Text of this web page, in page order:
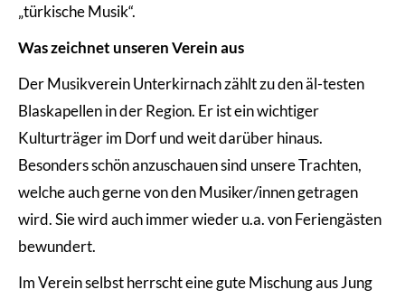
„türkische Musik“.
Was zeichnet unseren Verein aus
Der Musikverein Unterkirnach zählt zu den äl-testen
Blaskapellen in der Region. Er ist ein wichtiger
Kulturträger im Dorf und weit darüber hinaus.
Besonders schön anzuschauen sind unsere Trachten,
welche auch gerne von den Musiker/innen getragen
wird. Sie wird auch immer wieder u.a. von Feriengästen
bewundert.
Im Verein selbst herrscht eine gute Mischung aus Jung